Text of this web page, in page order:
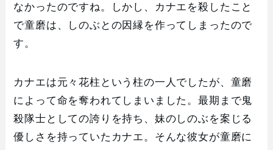
なかったのですね。しかし、カナエを殺したこと
で童磨は、しのぶとの因縁を作ってしまったので
す。
カナエは元々花柱という柱の一人でしたが、童磨
によって命を奪われてしまいました。最期まで鬼
殺隊士としての誇りを持ち、妹のしのぶを案じる
優しさを持っていたカナエ。そんな彼女が童磨に